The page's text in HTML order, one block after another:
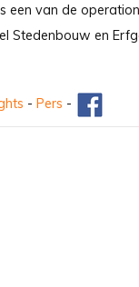
van de
Stedenbouw en
- Pers -